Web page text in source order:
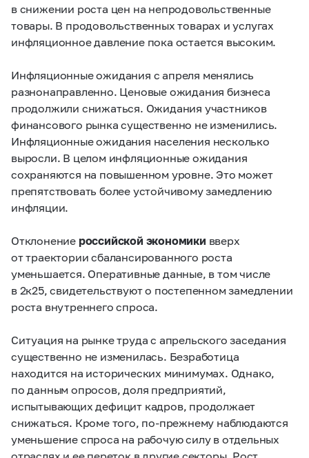
в снижении роста цен на непродовольственные
товары. В продовольственных товарах и услугах
инфляционное давление пока остается высоким.
Инфляционные ожидания с апреля менялись
разнонаправленно. Ценовые ожидания бизнеса
продолжили снижаться. Ожидания участников
финансового рынка существенно не изменились.
Инфляционные ожидания населения несколько
выросли. В целом инфляционные ожидания
сохраняются на повышенном уровне. Это может
препятствовать более устойчивому замедлению
инфляции.
Отклонение российской экономики вверх
от траектории сбалансированного роста
уменьшается. Оперативные данные, в том числе
в 2к25, свидетельствуют о постепенном замедлении
роста внутреннего спроса.
Ситуация на рынке труда с апрельского заседания
существенно не изменилась. Безработица
находится на исторических минимумах. Однако,
по данным опросов, доля предприятий,
испытывающих дефицит кадров, продолжает
снижаться. Кроме того, по-прежнему наблюдаются
уменьшение спроса на рабочую силу в отдельных